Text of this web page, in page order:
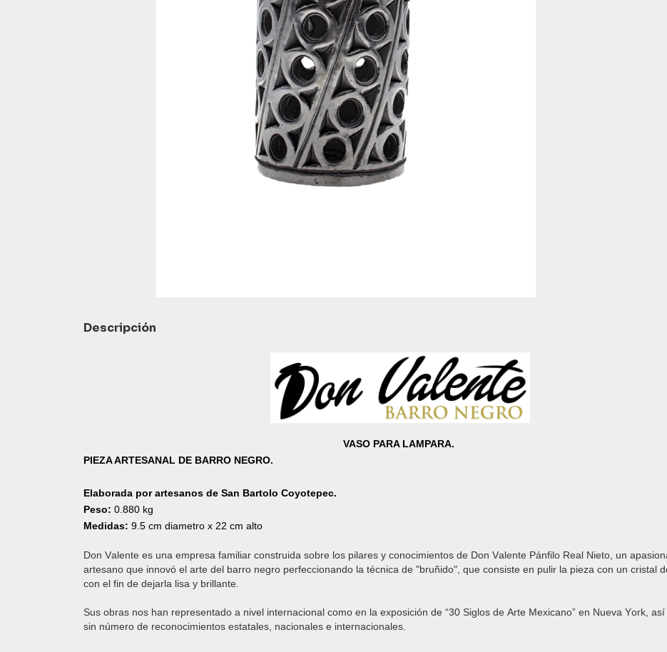
Descripción
VASO PARA LAMPARA.
PIEZA ARTESANAL DE BARRO NEGRO.
Elaborada por artesanos de San Bartolo Coyotepec.
Peso: 0.880 kg
Medidas: 9.5 cm diametro x 22 cm alto
Don Valente es una empresa familiar construida sobre los pilares y conocimientos de Don Valente Pánfilo Real Nieto, un
artesano que innovó el arte del barro negro perfeccionando la técnica de "bruñido", que consiste en pulir la pieza con un cristal
con el fin de dejarla lisa y brillante.
Sus obras nos han representado a nivel internacional como en la exposición de “30 Siglos de Arte Mexicano” en Nueva York,
sin número de reconocimientos estatales, nacionales e internacionales.